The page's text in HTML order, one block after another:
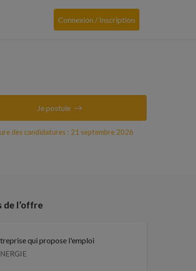
Connexion / Inscription
des candidatures : 21 septembre 2026
Je postule
de l’offre
qui propose l'emploi